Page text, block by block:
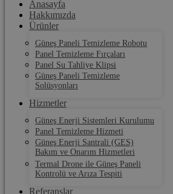
Anasayfa
Hakkımızda
Ürünler
Güneş Paneli Temizleme Robotu
Panel Temizleme Fırçaları
Panel Su Tahliye Klipsi
Güneş Paneli Temizleme
Solüsyonları
Hizmetler
Güneş Enerji Sistemleri Kurulumu
Panel Temizleme Hizmeti
Güneş Enerji Santrali (GES)
Bakım ve Onarım Hizmetleri
Termal Drone ile Güneş Paneli
Kontrolü ve Arıza Tespiti
Referanslar